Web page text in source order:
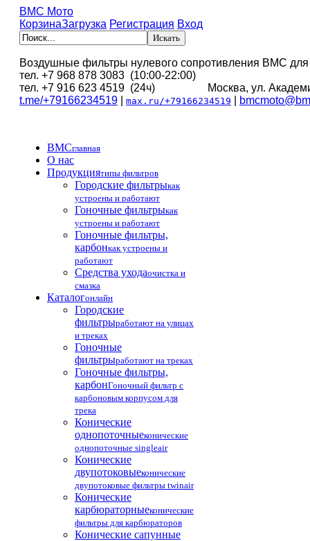
BMC Мото
КорзинаЗагрузка Регистрация Вход
Воздушные фильтры нулевого сопротивления BMC
тел. +7 968 878 3083 (10:00-22:00)
тел. +7 916 623 4519 (24ч) Москва, ул.
t.me/+79166234519
max.ru/+79166234519
BMCглавная
О нас
Продукциятипы фильтров
Городские фильтрыкак
устроены и работают
Гоночные фильтрыкак
устроены и работают
Гоночные фильтры,
карбонкак устроены и
работают
Средства уходаочистка и
смазка
Каталогонлайн
Городские
фильтрыработают на улицах
и треках
Гоночные
фильтрыработают на треках
Гоночные фильтры,
карбонГоночный фильтр с
карбоновым корпусом для
трека
Конические
однопоточныеконические
однопоточные singleair
Конические
двупотоковыеконические
двупотоковые фильтры twinair
Конические
карбюраторныеконические
фильтры для карбюраторов
Конические сапунные